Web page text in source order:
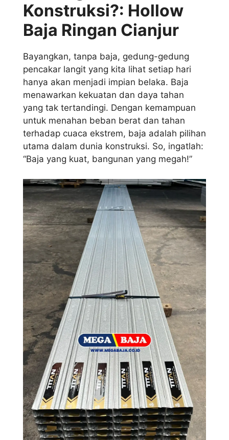
Konstruksi?: Hollow
Baja Ringan Cianjur
Bayangkan, tanpa baja, gedung-gedung
pencakar langit yang kita lihat setiap hari
hanya akan menjadi impian belaka. Baja
menawarkan kekuatan dan daya tahan
yang tak tertandingi. Dengan kemampuan
untuk menahan beban berat dan tahan
terhadap cuaca ekstrem, baja adalah pilihan
utama dalam dunia konstruksi. So, ingatlah:
“Baja yang kuat, bangunan yang megah!”